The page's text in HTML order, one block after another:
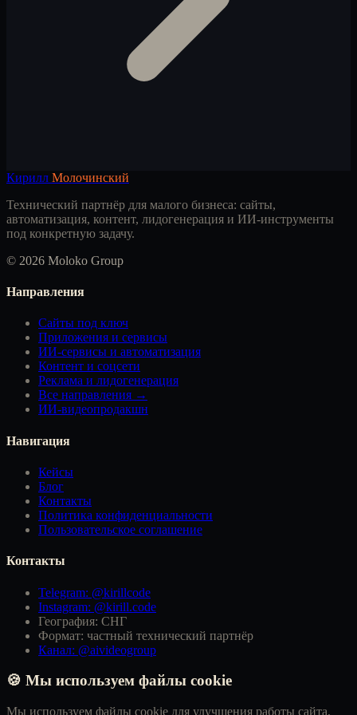
Кирилл Молочинский
Технический партнёр для малого бизнеса: сайты,
автоматизация, контент, лидогенерация и ИИ-инструменты
под конкретную задачу.
© 2026 Moloko Group
Направления
Сайты под ключ
Приложения и сервисы
ИИ-сервисы и автоматизация
Контент и соцсети
Реклама и лидогенерация
Все направления →
ИИ-видеопродакшн
Навигация
Кейсы
Блог
Контакты
Политика конфиденциальности
Пользовательское соглашение
Контакты
Telegram: @kirillcode
Instagram: @kirill.code
География: СНГ
Формат: частный технический партнёр
Канал: @aivideogroup
🍪 Мы используем файлы cookie
Мы используем файлы cookie для улучшения работы сайта,